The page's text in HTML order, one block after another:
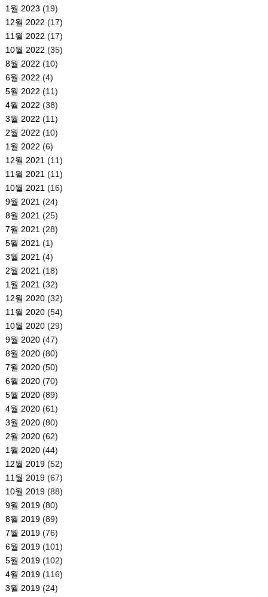
1월 2023 (19)
12월 2022 (17)
11월 2022 (17)
10월 2022 (35)
8월 2022 (10)
6월 2022 (4)
5월 2022 (11)
4월 2022 (38)
3월 2022 (11)
2월 2022 (10)
1월 2022 (6)
12월 2021 (11)
11월 2021 (11)
10월 2021 (16)
9월 2021 (24)
8월 2021 (25)
7월 2021 (28)
5월 2021 (1)
3월 2021 (4)
2월 2021 (18)
1월 2021 (32)
12월 2020(32)
11월 2020(54)
10월 2020(29)
9월 2020(47)
8월 2020(80)
7월 2020(50)
6월 2020(70)
5월 2020(89)
4월 2020(61)
3월 2020(80)
2월 2020(62)
1월 2020(44)
12월 2019(52)
11월 2019(67)
10월 2019(88)
9월 2019(80)
8월 2019(89)
7월 2019(76)
6월 2019(101)
5월 2019(102)
4월 2019(116)
3월 2019(24)